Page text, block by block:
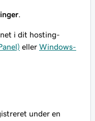
i dit hosting-
eller Windows-
under en